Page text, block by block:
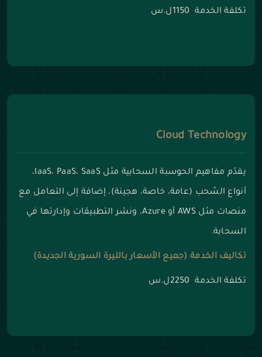
تكلفة الخدمة 1150ل.س
Cloud Technology
يقدّم مفاهيم الحوسبة السحابية مثل IaaS، PaaS، SaaS،
أنواع السُحب (عامة، خاصة، هجينة)، إضافة إلى التعامل مع
منصات مثل AWS أو Azure، ونشر التطبيقات وإدارتها في
السحابة.
تكاليف الخدمة (جميع الأسعار بالليرة السورية الجديدة)
تكلفة الخدمة 2250ل.س